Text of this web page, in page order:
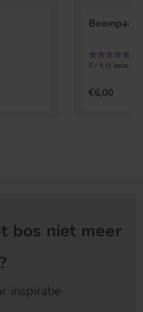
Boompaal
5 / 5 (1
€6,00
bos niet meer
inspiratie